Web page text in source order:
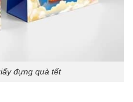
đựng quà tết